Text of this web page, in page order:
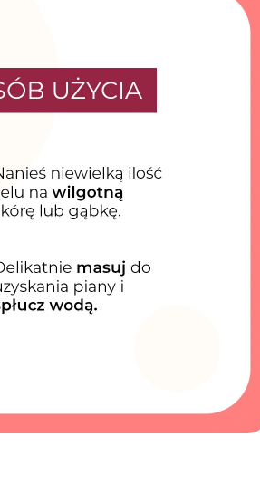
po kąpieli bywa
nawilżenie. Skóra po
od 149 zł